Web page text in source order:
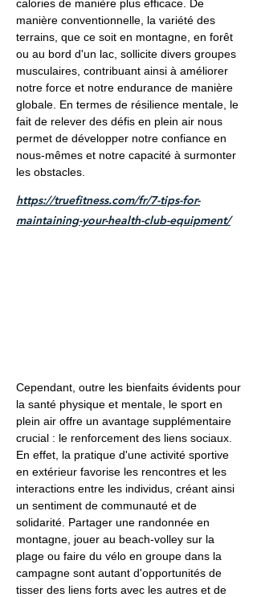
calories de manière plus efficace. De
manière conventionnelle, la variété des
terrains, que ce soit en montagne, en forêt
ou au bord d'un lac, sollicite divers groupes
musculaires, contribuant ainsi à améliorer
notre force et notre endurance de manière
globale. En termes de résilience mentale, le
fait de relever des défis en plein air nous
permet de développer notre confiance en
nous-mêmes et notre capacité à surmonter
les obstacles.
https://truefitness.com/fr/7-tips-for-
maintaining-your-health-club-equipment/
Cependant, outre les bienfaits évidents pour
la santé physique et mentale, le sport en
plein air offre un avantage supplémentaire
crucial : le renforcement des liens sociaux.
En effet, la pratique d'une activité sportive
en extérieur favorise les rencontres et les
interactions entre les individus, créant ainsi
un sentiment de communauté et de
solidarité. Partager une randonnée en
montagne, jouer au beach-volley sur la
plage ou faire du vélo en groupe dans la
campagne sont autant d'opportunités de
tisser des liens forts avec les autres et de